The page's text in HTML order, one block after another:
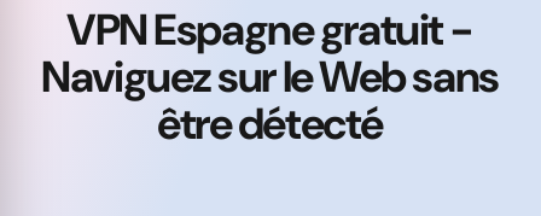
VPN Espagne gratuit -
Naviguez sur le Web sans
être détecté